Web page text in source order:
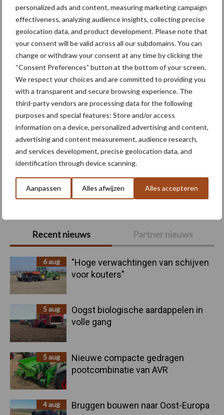
personalized ads and content, measuring marketing campaign
effectiveness, analyzing audience insights, collecting precise
geolocation data, and product development. Please note that
your consent will be valid across all our subdomains. You can
change or withdraw your consent at any time by clicking the
“Consent Preferences” button at the bottom of your screen.
We respect your choices and are committed to providing you
with a transparent and secure browsing experience. The
third-party vendors are processing data for the following
purposes and special features: Store and/or access
information on a device, personalized advertising and content,
advertising and content measurement, audience research,
and services development, precise geolocation data, and
identification through device scanning.
Aanpassen Alles afwijzen Alles accepteren
Primaire
Sidebar
Recent nieuws Partner nieuws
6 aug
"Hoge verwachtingen van schijven
voor kouters"
5 aug
Oogst biologische aardappelen in
volle gang
5 aug
Nieuwe compacte gedragen
pootcombinatie van AVR
4 aug Bruggen bouwen naar Oost-Europa
Themapagina's
Machines Duurzaamheid
Kunstmeststrooier Pootmachine
Toon meer